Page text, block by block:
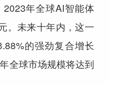
年全球AI智能体
。未来十年内，这一
的强劲复合增长
全球市场规模将达到